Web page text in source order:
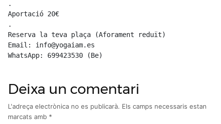
.
Aportació 20€
.
Reserva la teva plaça (Aforament reduït)
Email: info@yogaiam.es
WhatsApp: 699423530 (Be)
Deixa un comentari
L'adreça electrònica no es publicarà. Els camps necessaris estan
marcats amb *